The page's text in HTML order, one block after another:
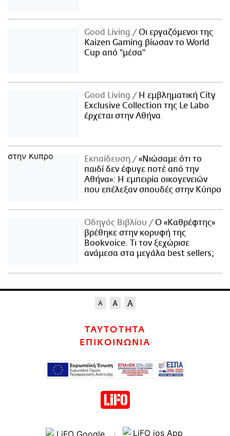
Good Living
Οι εργαζόμενοι της
Kaizen Gaming βίωσαν το World
Cup από "μέσα"
Good Living
Η εμβληματική City
Exclusive Collection της Le Labo
έρχεται στην Αθήνα
Εκπαίδευση
«Νιώσαμε ότι το
παιδί δεν έφυγε ποτέ από την
Αθήνα»: Η εμπειρία οικογενειών
που επέλεξαν σπουδές στην Κύπρο
Οδηγός Βιβλίου
Ο «Καθρέφτης»
βρέθηκε στην κορυφή της
Bookvoice. Τι τον ξεχώρισε
ανάμεσα στα μεγάλα best sellers;
ΤΑΥΤΟΤΗΤΑ
ΕΠΙΚΟΙΝΩΝΙΑ